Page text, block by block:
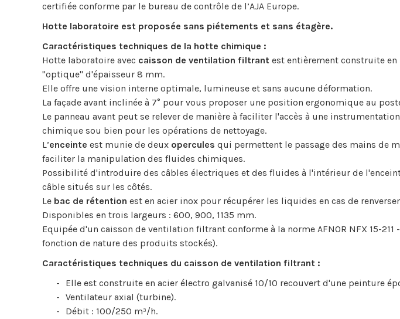
certifiée conforme par le bureau de contrôle de l’AJA Europe.
Hotte laboratoire est proposée sans piétements et sans étagère.
Caractéristiques techniques de la hotte chimique :
Hotte laboratoire avec caisson de ventilation filtrant est entièrement construite
"optique" d'épaisseur 8 mm.
Elle offre une vision interne optimale, lumineuse et sans aucune déformation.
La façade avant inclinée à 7° pour vous proposer une position ergonomique au
Le panneau avant peut se relever de manière à faciliter l'accès à une
chimique sou bien pour les opérations de nettoyage.
L’enceinte est munie de deux opercules qui permettent le passage des mains de
faciliter la manipulation des fluides chimiques.
Possibilité d'introduire des câbles électriques et des fluides à l'intérieur de
câble situés sur les côtés.
Le bac de rétention est en acier inox pour récupérer les liquides en cas de
Disponibles en trois largeurs : 600, 900, 1135 mm.
Equipée d'un caisson de ventilation filtrant conforme à la norme AFNOR NFX 15-
fonction de nature des produits stockés).
Caractéristiques techniques du caisson de ventilation filtrant :
Elle est construite en acier électro galvanisé 10/10 recouvert d'une peinture
Ventilateur axial (turbine).
Débit : 100/250 m³/h.